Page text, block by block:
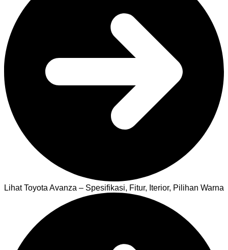
Lihat Toyota Avanza – Spesifikasi, Fitur, Iterior, Pilihan Warna